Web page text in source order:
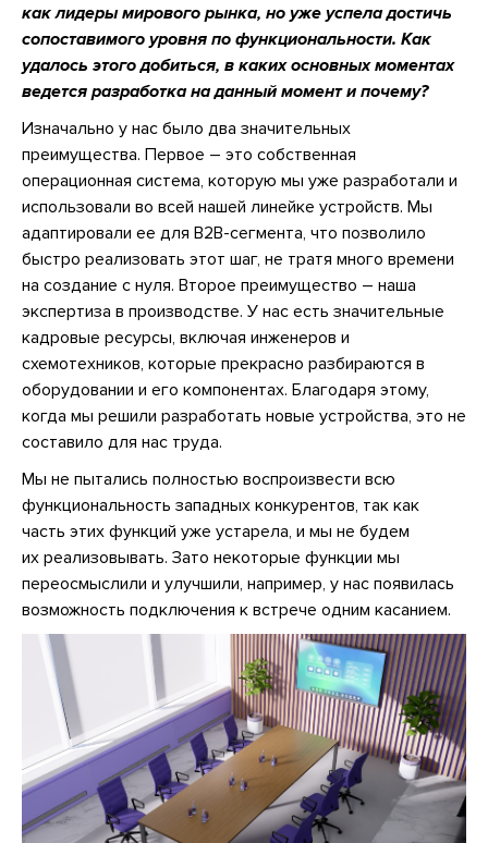
как лидеры мирового рынка, но уже успела достичь
сопоставимого уровня по функциональности. Как
удалось этого добиться, в каких основных моментах
ведется разработка на данный момент и почему?
Изначально у нас было два значительных
преимущества. Первое – это собственная
операционная система, которую мы уже разработали и
использовали во всей нашей линейке устройств. Мы
адаптировали ее для B2B-сегмента, что позволило
быстро реализовать этот шаг, не тратя много времени
на создание с нуля. Второе преимущество – наша
экспертиза в производстве. У нас есть значительные
кадровые ресурсы, включая инженеров и
схемотехников, которые прекрасно разбираются в
оборудовании и его компонентах. Благодаря этому,
когда мы решили разработать новые устройства, это не
составило для нас труда.
Мы не пытались полностью воспроизвести всю
функциональность западных конкурентов, так как
часть этих функций уже устарела, и мы не будем
их реализовывать. Зато некоторые функции мы
переосмыслили и улучшили, например, у нас появилась
возможность подключения к встрече одним касанием.